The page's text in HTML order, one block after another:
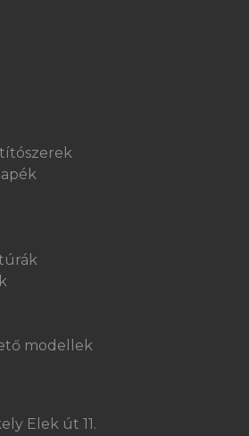
modellek
Elek út 11.